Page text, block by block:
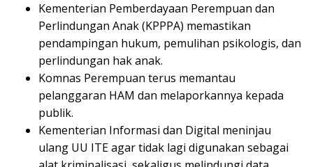
Kementerian Pemberdayaan Perempuan dan
Perlindungan Anak (KPPPA) memastikan
pendampingan hukum, pemulihan psikologis, dan
perlindungan hak anak.
Komnas Perempuan terus memantau
pelanggaran HAM dan melaporkannya kepada
publik.
Kementerian Informasi dan Digital meninjau
ulang UU ITE agar tidak lagi digunakan sebagai